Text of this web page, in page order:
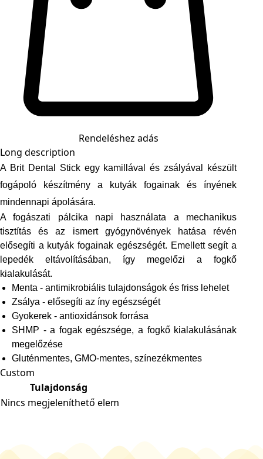
Rendeléshez adás
Long description
A Brit Dental Stick egy kamillával és zsályával készült
fogápoló készítmény a kutyák fogainak és ínyének
mindennapi ápolására.
A fogászati pálcika napi használata a mechanikus
tisztítás és az ismert gyógynövények hatása révén
elősegíti a kutyák fogainak egészségét. Emellett segít a
lepedék eltávolításában, így megelőzi a fogkő
kialakulását.
Menta - antimikrobiális tulajdonságok és friss lehelet
Zsálya - elősegíti az íny egészségét
Gyokerek - antioxidánsok forrása
SHMP - a fogak egészsége, a fogkő kialakulásának
megelőzése
Gluténmentes, GMO-mentes, színezékmentes
Custom
Tulajdonság
Nincs megjeleníthető elem